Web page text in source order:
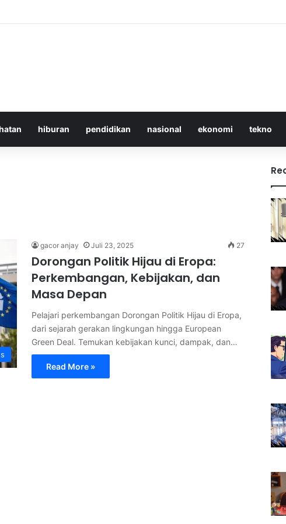
hiburan pendidikan nasional ekonomi tekno
gacor anjay Juli 23, 2025 27
Dorongan Politik Hijau di Eropa:
Perkembangan, Kebijakan, dan
Masa Depan
Pelajari perkembangan Dorongan Politik Hijau di Eropa,
dari sejarah gerakan lingkungan hingga European
Green Deal. Temukan kebijakan kunci, dampak, dan…
Read More »